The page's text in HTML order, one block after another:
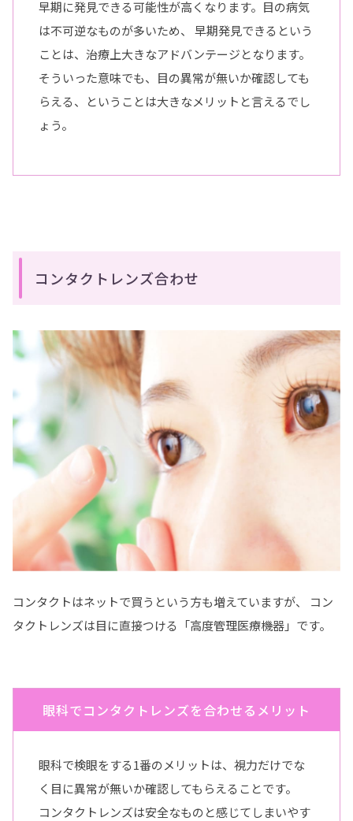
早期に発見できる可能性が高くなります。目の病気
は不可逆なものが多いため、 早期発見できるという
ことは、治療上大きなアドバンテージとなります。
そういった意味でも、目の異常が無いか確認しても
らえる、ということは大きなメリットと言えるでし
ょう。
コンタクトレンズ合わせ
コンタクトはネットで買うという方も増えていますが、
コン
タクトレンズは目に直接つける「高度管理医療機器」です。
眼科でコンタクトレンズを合わせるメリット
眼科で検眼をする1番のメリットは、視力だけでな
く目に異常が無いか確認してもらえることです。
コンタクトレンズは安全なものと感じてしまいやす